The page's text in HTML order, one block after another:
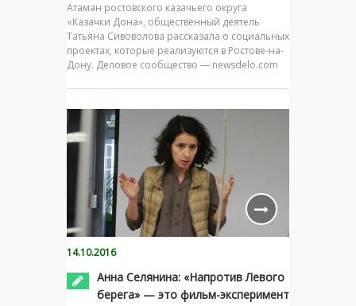
Атаман ростовского казачьего округа
«Казачки Дона», общественный деятель
Татьяна Сивоволова рассказала о социальных
проектах, которые реализуются в Ростове-на-
Дону. Деловое сообщество — newsdelo.com
14.10.2016
Анна Селянина: «Напротив Левого
берега» — это фильм-эксперимент